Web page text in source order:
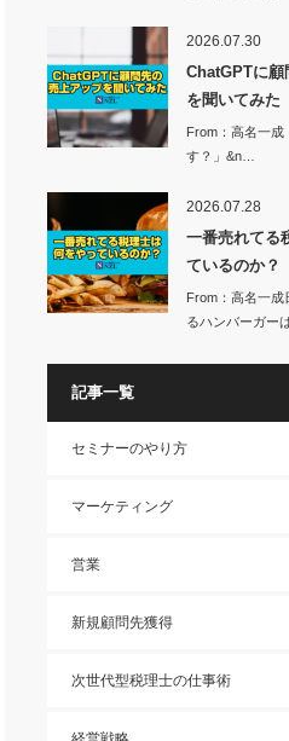
2026.07.30
ChatGPTに顧
を聞いてみた
From：高名一成
す？」&n…
2026.07.28
一番売れてる
ているのか？
From：高名一成
るハンバーガー
記事一覧
セミナーのやり方
マーケティング
営業
新規顧問先獲得
次世代型税理士の仕事術